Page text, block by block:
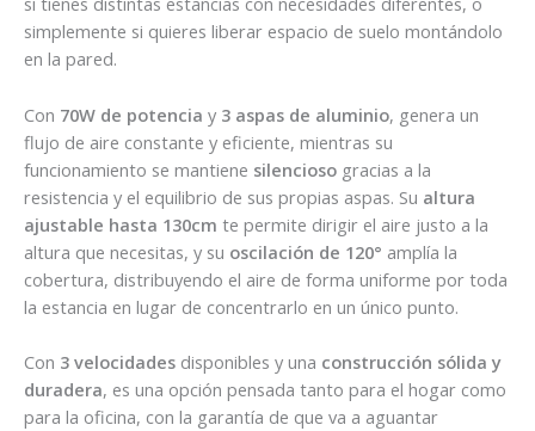
simplemente si quieres liberar espacio de suelo montándolo
en la pared.
Con 70W de potencia y 3 aspas de aluminio, genera un
flujo de aire constante y eficiente, mientras su
funcionamiento se mantiene silencioso gracias a la
resistencia y el equilibrio de sus propias aspas. Su altura
ajustable hasta 130cm te permite dirigir el aire justo a la
altura que necesitas, y su oscilación de 120° amplía la
cobertura, distribuyendo el aire de forma uniforme por toda
la estancia en lugar de concentrarlo en un único punto.
Con 3 velocidades disponibles y una construcción sólida y
duradera, es una opción pensada tanto para el hogar como
para la oficina, con la garantía de que va a aguantar